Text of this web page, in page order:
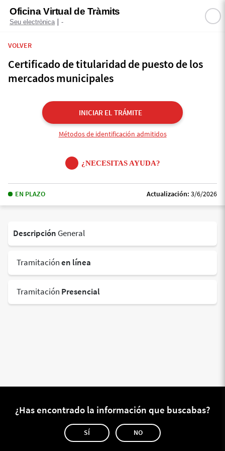
Oficina Virtual de Tràmits
Seu electrònica | -
VOLVER
Certificado de titularidad de puesto de los
mercados municipales
INICIAR EL TRÁMITE
Métodos de identificación admitidos
¿NECESITAS AYUDA?
EN PLAZO Actualización: 3/6/2026
Descripción General
Tramitaciónen línea
Tramitación Presencial
¿Has encontrado la información que buscabas?
SÍ NO